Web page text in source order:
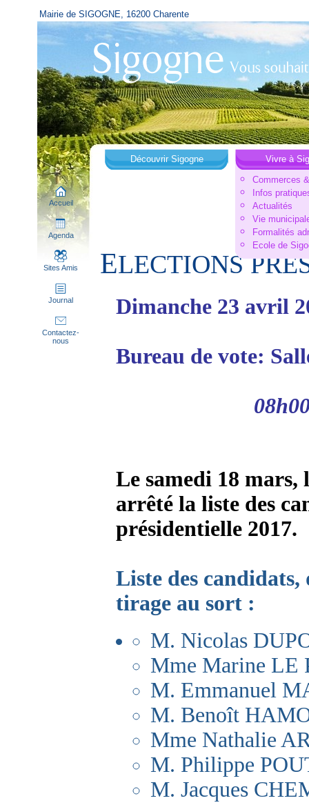
Mairie de SIGOGNE, 16200 Charente
Accueil
Agenda
Sites Amis
Journal
Contactez-
nous
Découvrir Sigogne
Vivre à
Commerces
Infos
Actualités
Vie
Formalités
Ecole de
ELECTIONS
Dimanche 23 avril
Bureau de vote:
Le samedi 18
arrêté la liste des
présidentielle 2017.
Liste des
tirage au sort :
M. Nicolas
Mme Marine LE
M. Emmanuel
M. Benoît
Mme Nathalie
M. Philippe
M. Jacques